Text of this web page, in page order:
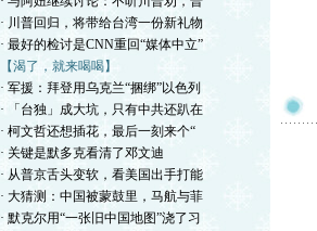
· 川普回归，将带给台湾一份新礼物
· 最好的检讨是CNN重回“媒体中立”
【渴了，就来喝喝】
· 军援：拜登用乌克兰“捆绑”以色列
· 「台独」成大坑，只有中共还趴在
· 柯文哲还想插花，最后一刻来个“
· 关键是默多克看清了邓文迪
· 从普京舌头变软，看美国出手打能
· 大猜测：中国被蒙鼓里，马航与菲
· 默克尔用“一张旧中国地图”浇了习